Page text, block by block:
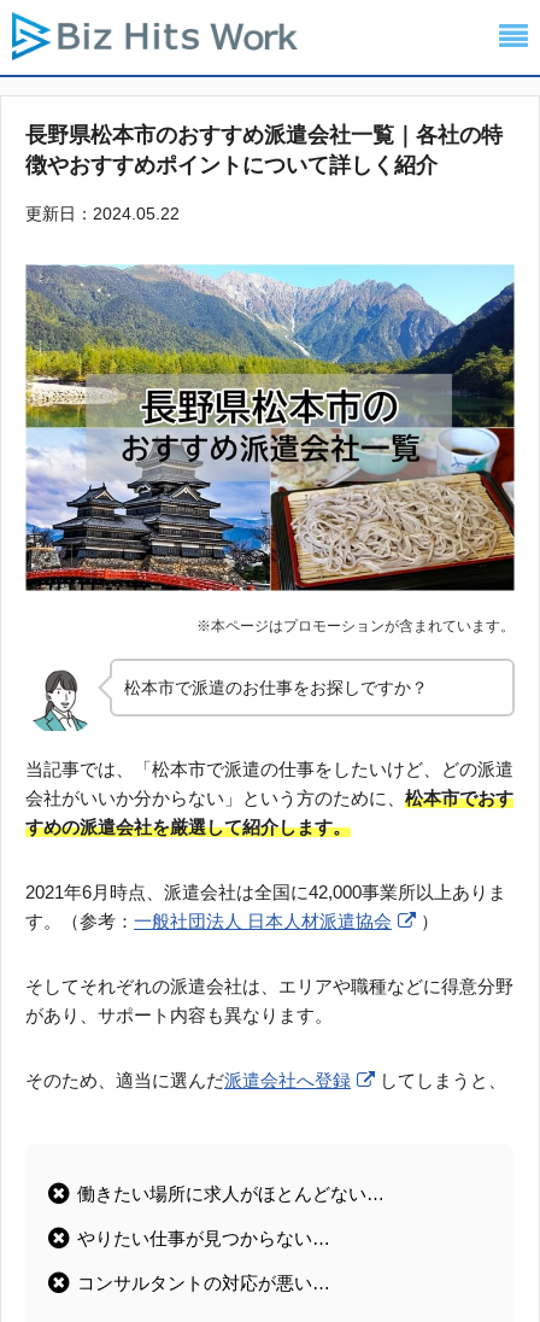
長野県松本市のおすすめ派遣会社一覧｜各社の特
徴やおすすめポイントについて詳しく紹介
更新日：2024.05.22
松本市で派遣のお仕事をお探しですか？
当記事では、「松本市で派遣の仕事をしたいけど、どの派遣
会社がいいか分からない」という方のために、 松本市でおす
すめの派遣会社を厳選して紹介します。
2021年6月時点、派遣会社は全国に42,000事業所以上ありま
す。（参考： 一般社団法人 日本人材派遣協会 ）
そしてそれぞれの派遣会社は、エリアや職種などに得意分野
があり、サポート内容も異なります。
そのため、適当に選んだ派遣会社へ登録 してしまうと、
働きたい場所に求人がほとんどない…
やりたい仕事が見つからない…
コンサルタントの対応が悪い…